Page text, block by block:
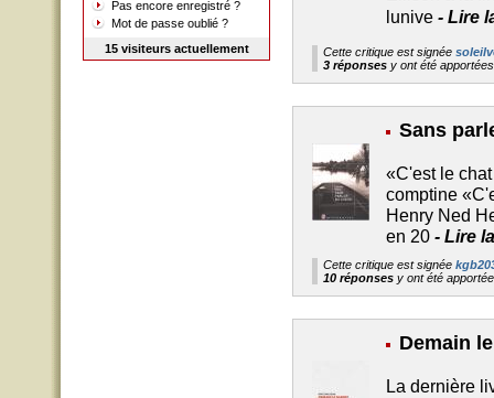
Pas encore enregistré ?
Mot de passe oublié ?
15 visiteurs actuellement
lunive - Lire
Cette critique est signée
3 réponses y ont été
Sans
«C'est le
comptine
Henry Ned
en 20 - Lire
Cette critique est signée
10 réponses y ont été
Demain
La dernière